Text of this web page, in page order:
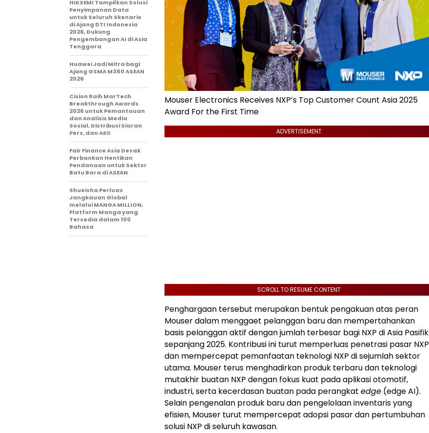
Mouser Electronics Receives NXP’s Top Customer Count Asia 2025
Award For the First Time
ADVERTISEMENT
SCROLL TO RESUME CONTENT
Penghargaan tersebut merupakan bentuk pengakuan atas peran
Mouser dalam menggaet pelanggan baru dan mempertahankan
basis pelanggan aktif dengan jumlah terbesar bagi NXP di Asia Pasifik
sepanjang 2025. Kontribusi ini turut memperluas penetrasi pasar NXP
dan mempercepat pemanfaatan teknologi NXP di sejumlah sektor
utama. Mouser terus menghadirkan produk terbaru dan teknologi
mutakhir buatan NXP dengan fokus kuat pada aplikasi otomotif,
industri, serta kecerdasan buatan pada perangkat edge (edge AI).
Selain pengenalan produk baru dan pengelolaan inventaris yang
efisien, Mouser turut mempercepat adopsi pasar dan pertumbuhan
solusi NXP di seluruh kawasan.
HIKSEMI Tampilkan Solusi
Penyimpanan Data
untuk Seluruh Skenario
di Ajang DTI Indonesia
2026, Dukung
Pengembangan AI di Asia
Tenggara
Huawei Jadi Mitra bagi
Ajang GSMA M360 ASEAN
2026
Cision Raih MarTech
Breakthrough Awards
2026 untuk Pemantauan
dan Analisis Media
Sosial, Distribusi Siaran
Pers, dan AEO
Fair Finance Asia Desak
Perbankan Hentikan
Pendanaan untuk Sektor
Batu Bara di ASEAN
Shueisha Perluas
Jangkauan Global
melalui MANGA MILLION,
Platform Manga yang
Tersedia dalam 100
Bahasa